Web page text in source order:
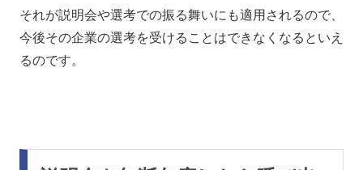
それが説明会や選考での振る舞いにも適用されるので、
今後その企業の選考を受けることはできなくなるといえ
るのです。